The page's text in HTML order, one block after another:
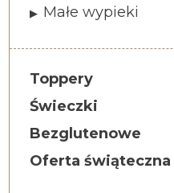
Małe wypieki
Toppery
Świeczki
Bezglutenowe
Oferta świąteczna